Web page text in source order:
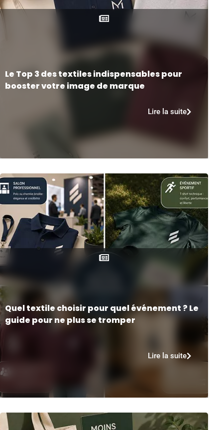
Le Top 3 des textiles indispensables pour
booster votre image de marque
Lire la suite
Quel textile choisir pour quel événement ? Le
guide pour ne plus se tromper
Lire la suite